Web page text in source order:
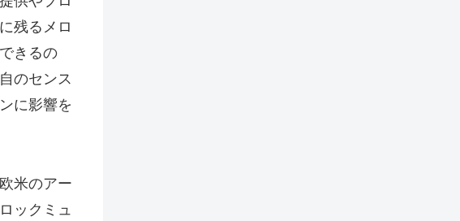
残るメロ
きるの
のセンス
に影響を
米のアー
ックミュ